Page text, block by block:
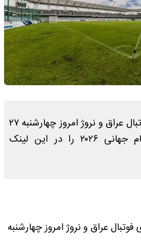
پخش زنده بازی فوتبال عراق و نروژ امروز چهارشنبه ۲۷
خرداد ۱۴۰۵ در جام جهانی ۲۰۲۶ را در این لینک
فوتبال عراق و نروژ امروز چهارشنبه